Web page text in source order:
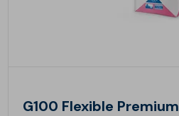
G100 Flexible Premium